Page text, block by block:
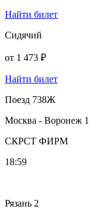
Найти билет
Сидячий
от 1 473 ₽
Найти билет
Поезд 738Ж
Москва - Воронеж 1
СКРСТ ФИРМ
18:59
Рязань 2